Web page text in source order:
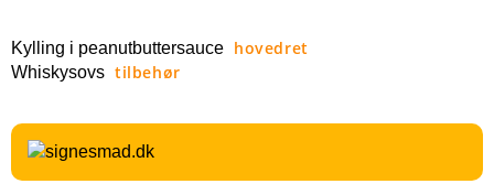
Kylling i peanutbuttersauce hovedret
Whiskysovs tilbehør